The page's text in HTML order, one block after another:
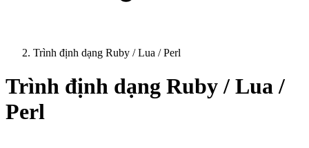
Trình định dạng Ruby / Lua / Perl
Trình định dạng Ruby / Lua /
Perl